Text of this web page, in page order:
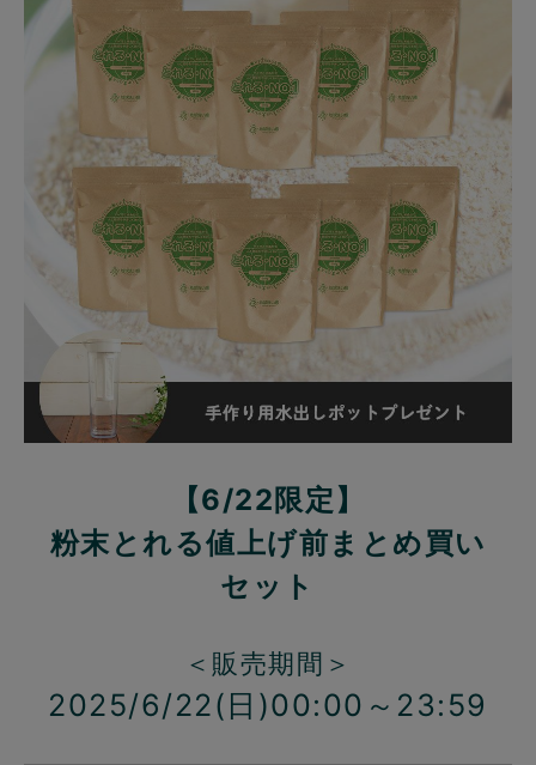
【6/22限定】
粉末とれる値上げ前まとめ買い
セット
＜販売期間＞
2025/6/22(日)00:00～23:59